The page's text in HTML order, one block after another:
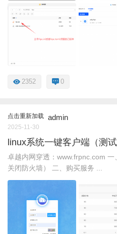
2352 0
点击重新加载 admin
2025-11-30
linux系统一键客户端（测试
卓越内网穿透：www.frpnc.com
关闭防火墙） 二、购买服务 ...